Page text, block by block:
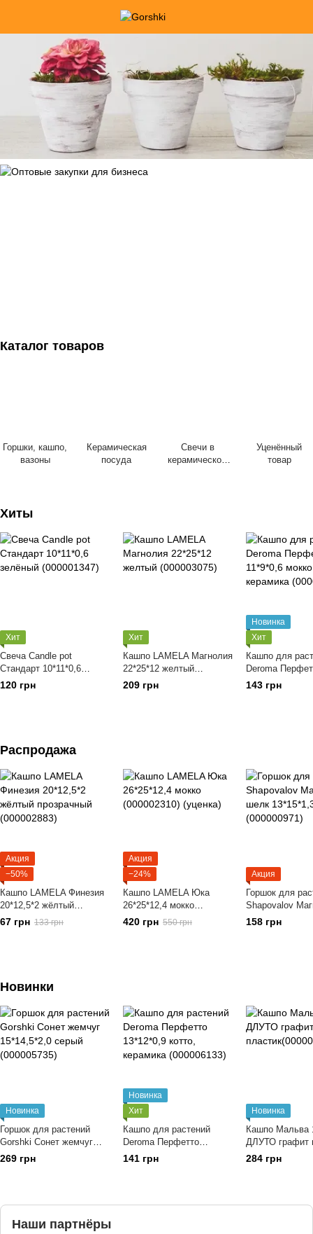
Каталог товаров
Горшки, кашпо,
вазоны
Керамическая
посуда
Свечи в
керамическом
Уценённый
товар
Хиты
Хит
Свеча Candle pot
Стандарт 10*11*0,6
зелёный (000001347)
120 грн
Хит
Кашпо LAMELA Магнолия
22*25*12 желтый
(000003075)
209 грн
Новинка
Хит
Кашпо для
Deroma
11*9*0,6 мокко,
(000005926)
143 грн
Распродажа
Акция
−50%
Кашпо LAMELA Финезия
20*12,5*2 жёлтый
прозрачный (000002883)
67 грн 133 грн
Акция
−24%
Кашпо LAMELA Юка
26*25*12,4 мокко
(000002310) (уценка)
420 грн 550 грн
Акция
Горшок для
Shapovalov
шелк 13*15*1,3
(000000971)
158 грн
Новинки
Новинка
Горшок для растений
Gorshki Сонет жемчуг
15*14,5*2,0 серый
(000005735)
269 грн
Новинка
Хит
Кашпо для растений
Deroma Перфетто
13*12*0,9 котто, керамика
(000006133)
141 грн
Новинка
Кашпо Мальва
ДЛУТО графит
284 грн
Наши партнёры